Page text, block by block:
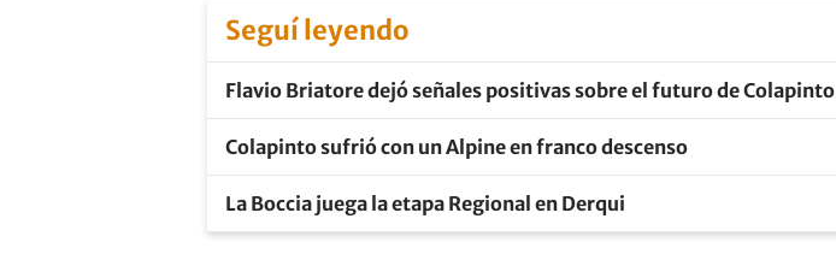
Seguí leyendo
Flavio Briatore dejó señales positivas sobre el futuro de Colapinto
Colapinto sufrió con un Alpine en franco descenso
La Boccia juega la etapa Regional en Derqui